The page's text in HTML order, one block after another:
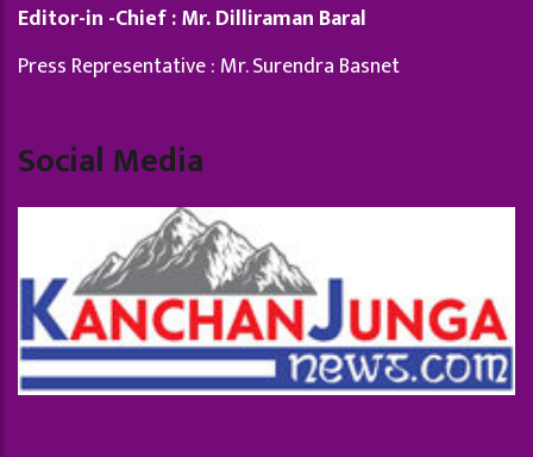
Editor-in -Chief : Mr. Dilliraman Baral
Press Representative : Mr. Surendra Basnet
Social Media